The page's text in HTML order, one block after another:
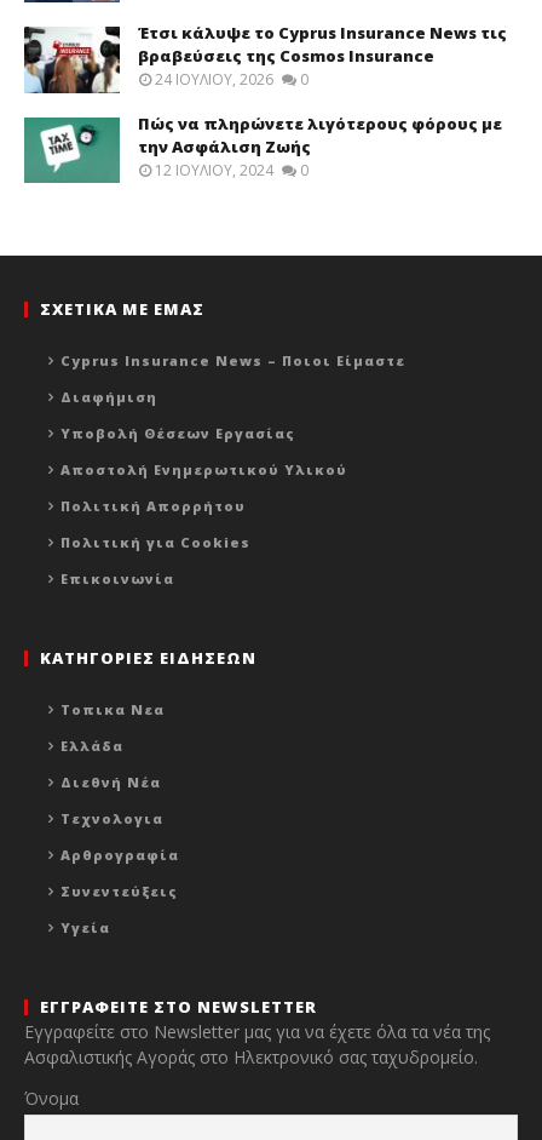
Έτσι κάλυψε το Cyprus Insurance News τις
βραβεύσεις της Cosmos Insurance
24 ΙΟΥΛΊΟΥ, 2026 0
Πώς να πληρώνετε λιγότερους φόρους με
την Ασφάλιση Ζωής
12 ΙΟΥΛΊΟΥ, 2024 0
ΣΧΕΤΙΚΑ ΜΕ ΕΜΑΣ
Cyprus Insurance News – Ποιοι Είμαστε
Διαφήμιση
Υποβολή Θέσεων Εργασίας
Αποστολή Ενημερωτικού Υλικού
Πολιτική Απορρήτου
Πολιτική για Cookies
Επικοινωνία
ΚΑΤΗΓΟΡΙΕΣ ΕΙΔΗΣΕΩΝ
Τοπικα Νεα
Ελλάδα
Διεθνή Νέα
Τεχνολογια
Αρθρογραφία
Συνεντεύξεις
Υγεία
ΕΓΓΡΑΦΕΙΤΕ ΣΤΟ NEWSLETTER
Εγγραφείτε στο Newsletter μας για να έχετε όλα τα νέα της
Ασφαλιστικής Αγοράς στο Ηλεκτρονικό σας ταχυδρομείο.
Όνομα